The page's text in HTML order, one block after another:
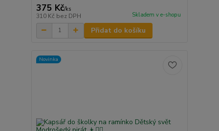
375 Kč/ks
310 Kč bez DPH Skladem v e-shopu
Přidat do košíku
Novinka